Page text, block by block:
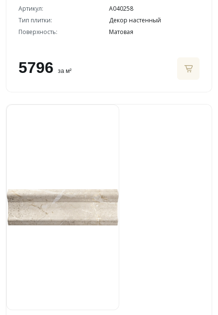
Артикул:
A040258
Тип плитки:
Декор настенный
Поверхность:
Матовая
5796 за м²